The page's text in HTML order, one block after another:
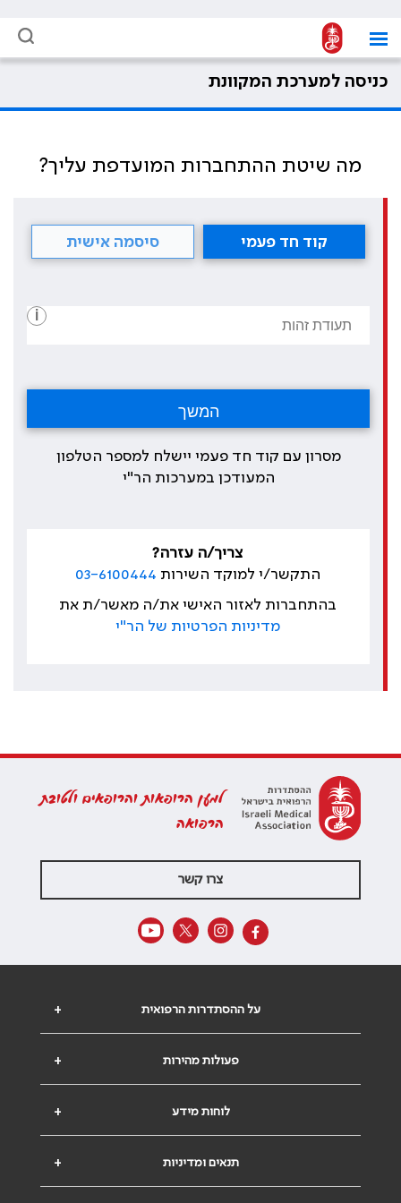
כניסה למערכת המקוונת
מה שיטת ההתחברות המועדפת עליך?
קוד חד פעמי סיסמה אישית
i
מסרון עם קוד חד פעמי יישלח למספר הטלפון
המעודכן במערכות הר"י
צריך/ה עזרה?
התקשר/י למוקד השירות 03-6100444
בהתחברות לאזור האישי את/ה מאשר/ת את
מדיניות הפרטיות של הר"י
למען הרופאות והרופאים ולטובת
הרפואה
צרו קשר
+ על ההסתדרות הרפואית
+ פעולות מהירות
+ לוחות מידע
+ תנאים ומדיניות